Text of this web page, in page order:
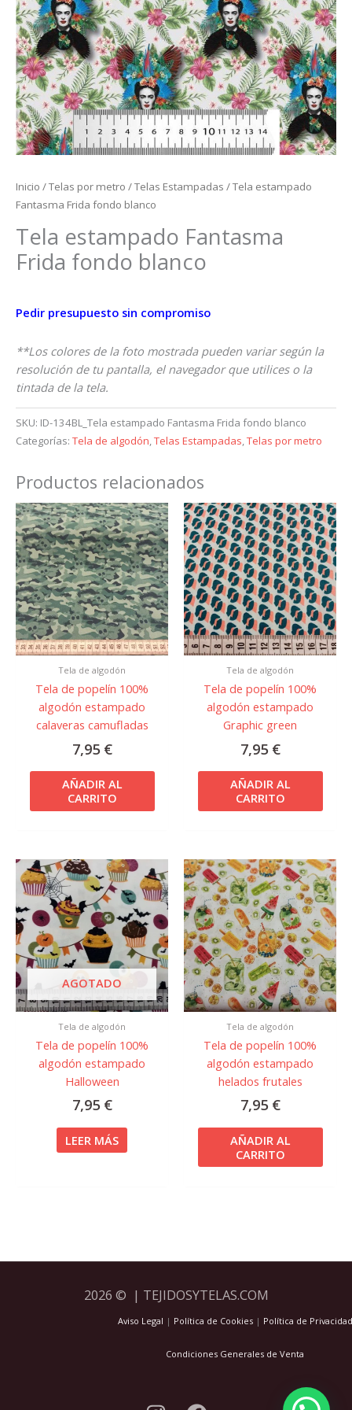
Inicio /Telas por metro /Telas Estampadas / Tela estampado
Fantasma Frida fondo blanco
Tela estampado Fantasma
Frida fondo blanco
Pedir presupuesto sin compromiso
**Los colores de la foto mostrada pueden variar según la
resolución de tu pantalla, el navegador que utilices o la
tintada de la tela.
SKU: ID-134BL_Tela estampado Fantasma Frida fondo blanco
Categorías: Tela de algodón,Telas Estampadas,Telas por metro
Productos relacionados
Tela de algodón
Tela de popelín 100%
algodón estampado
calaveras camufladas
7,95 €
AÑADIR AL
CARRITO
Tela de algodón
Tela de popelín 100%
algodón estampado
Graphic green
7,95 €
AÑADIR AL
CARRITO
AGOTADO
Tela de algodón
Tela de popelín 100%
algodón estampado
Halloween
7,95 €
LEER MÁS
Tela de algodón
Tela de popelín 100%
algodón estampado
helados frutales
7,95 €
AÑADIR AL
CARRITO
2026 © | TEJIDOSYTELAS.COM
Aviso Legal | Política de Cookies| Política de Privacidad
Condiciones Generales de Venta